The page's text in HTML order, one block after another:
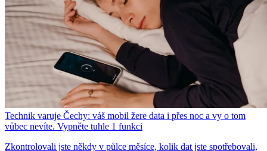
Technik varuje Čechy: váš mobil žere data i přes noc a vy o tom
vůbec nevíte. Vypněte tuhle 1 funkci
Zkontrolovali jste někdy v půlce měsíce, kolik dat jste spotřebovali,